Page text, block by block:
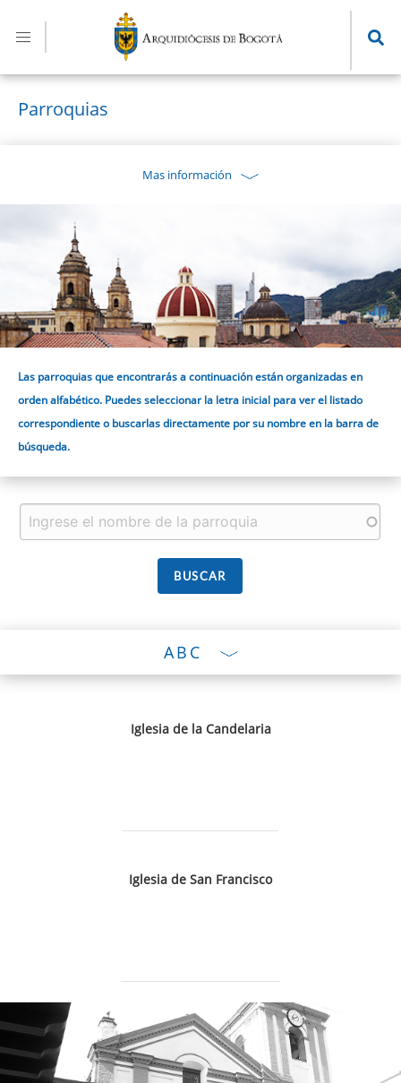
contenido
principal
Parroquias
Mas información
Las parroquias que encontrarás a continuación están organizadas en
orden alfabético. Puedes seleccionar la letra inicial para ver el listado
correspondiente o buscarlas directamente por su nombre en la barra de
búsqueda.
ABC
Iglesia de la Candelaria
Iglesia de San Francisco